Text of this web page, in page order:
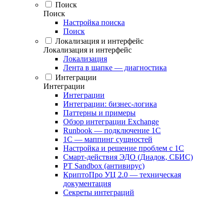
Поиск
Поиск
Настройка поиска
Поиск
Локализация и интерфейс
Локализация и интерфейс
Локализация
Лента в шапке — диагностика
Интеграции
Интеграции
Интеграции
Интеграции: бизнес-логика
Паттерны и примеры
Обзор интеграции Exchange
Runbook — подключение 1С
1С — маппинг сущностей
Настройка и решение проблем с 1С
Смарт-действия ЭДО (Диадок, СБИС)
PT Sandbox (антивирус)
КриптоПро УЦ 2.0 — техническая
документация
Секреты интеграций